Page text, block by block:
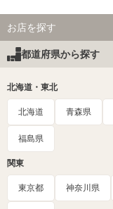
お店を探す
都道府県から探す
北海道・東北
北海道 青森県
福島県
関東
東京都 神奈川県